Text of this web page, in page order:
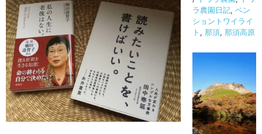
ラ農園日記,ペン
ショントワイライ
ト ,那須,那須高原